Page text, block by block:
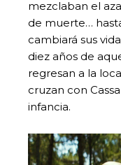
mezclaban el
de muerte…
cambiará sus
diez años de
regresan a la
cruzan con
infancia.